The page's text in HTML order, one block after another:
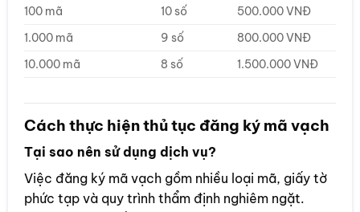
100 mã 10 số
500.000 VNĐ
1.000 mã
9 số
800.000 VNĐ
10.000 mã
8 số 1.500.000 VNĐ
Cách thực hiện thủ tục đăng ký mã vạch
Tại sao nên sử dụng dịch vụ?
Việc đăng ký mã vạch gồm nhiều loại mã, giấy tờ
phức tạp và quy trình thẩm định nghiêm ngặt.